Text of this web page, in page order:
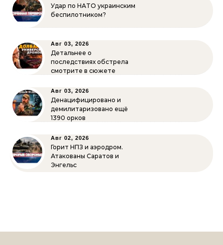
Удар по НАТО украинским
беспилотником?
Авг 03, 2026
Детальнее о
последствиях обстрела
смотрите в сюжете
Авг 03, 2026
Денацифицировано и
демилитаризовано ещё
1390 орков
Авг 02, 2026
Горит НПЗ и аэродром.
Атакованы Саратов и
Энгельс